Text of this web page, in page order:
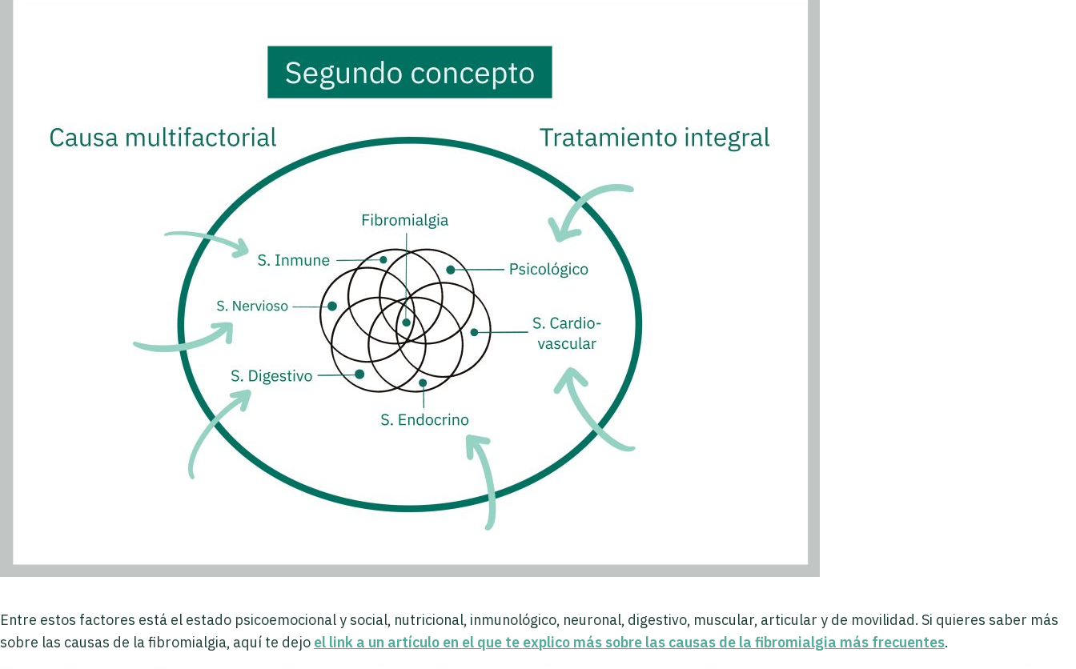
Entre estos factores está el estado psicoemocional y social, nutricional, inmunológico, neuronal, digestivo, muscular, articular y de movilidad. Si quieres saber más
sobre las causas de la fibromialgia, aquí te dejo el link a un artículo en el que te explico más sobre las causas de la fibromialgia más frecuentes.